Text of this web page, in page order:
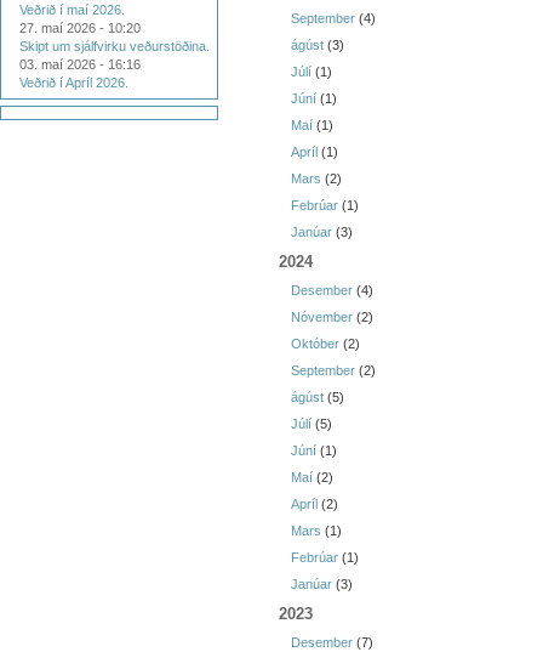
Veðrið í maí 2026.
27. maí 2026 - 10:20
Skipt um sjálfvirku veðurstöðina.
03. maí 2026 - 16:16
Veðrið í Apríl 2026.
September (4)
ágúst (3)
Júlí (1)
Júní (1)
Maí (1)
Apríl (1)
Mars (2)
Febrúar (1)
Janúar (3)
2024
Desember (4)
Nóvember (2)
Október (2)
September (2)
ágúst (5)
Júlí (5)
Júní (1)
Maí (2)
Apríl (2)
Mars (1)
Febrúar (1)
Janúar (3)
2023
Desember (7)